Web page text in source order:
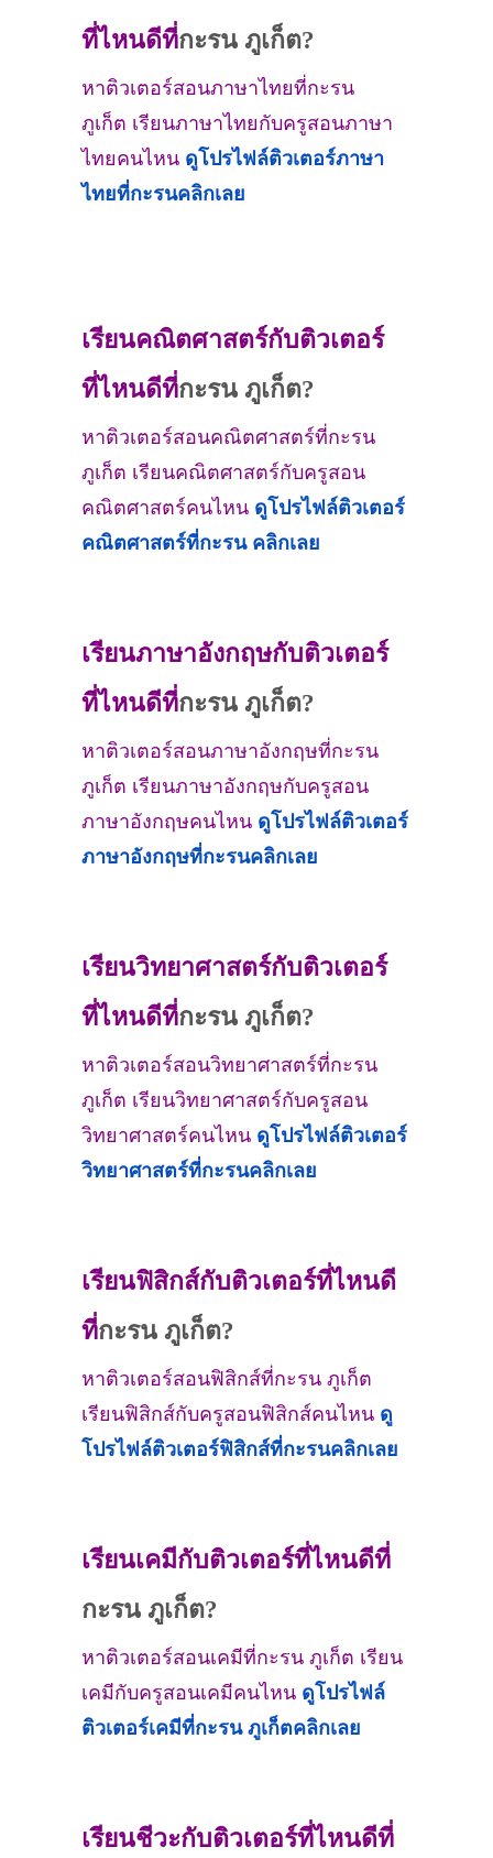
ที่ไหนดีที่กะรน ภูเก็ต?
หาติวเตอร์สอนภาษาไทยที่กะรน
ภูเก็ต เรียนภาษาไทยกับครูสอนภาษา
ไทยคนไหน ดูโปรไฟล์ติวเตอร์ภาษา
ไทยที่กะรนคลิกเลย
เรียนคณิตศาสตร์กับติวเตอร์
ที่ไหนดีที่กะรน ภูเก็ต?
หาติวเตอร์สอนคณิตศาสตร์ที่กะรน
ภูเก็ต เรียนคณิตศาสตร์กับครูสอน
คณิตศาสตร์คนไหน ดูโปรไฟล์ติวเตอร์
คณิตศาสตร์ที่กะรน คลิกเลย
เรียนภาษาอังกฤษกับติวเตอร์
ที่ไหนดีที่กะรน ภูเก็ต?
หาติวเตอร์สอนภาษาอังกฤษที่กะรน
ภูเก็ต เรียนภาษาอังกฤษกับครูสอน
ภาษาอังกฤษคนไหน ดูโปรไฟล์ติวเตอร์
ภาษาอังกฤษที่กะรนคลิกเลย
เรียนวิทยาศาสตร์กับติวเตอร์
ที่ไหนดีที่กะรน ภูเก็ต?
หาติวเตอร์สอนวิทยาศาสตร์ที่กะรน
ภูเก็ต เรียนวิทยาศาสตร์กับครูสอน
วิทยาศาสตร์คนไหน ดูโปรไฟล์ติวเตอร์
วิทยาศาสตร์ที่กะรนคลิกเลย
เรียนฟิสิกส์กับติวเตอร์ที่ไหนดี
ที่กะรน ภูเก็ต?
หาติวเตอร์สอนฟิสิกส์ที่กะรน ภูเก็ต
เรียนฟิสิกส์กับครูสอนฟิสิกส์คนไหน ดู
โปรไฟล์ติวเตอร์ฟิสิกส์ที่กะรนคลิกเลย
เรียนเคมีกับติวเตอร์ที่ไหนดีที่
กะรน ภูเก็ต?
หาติวเตอร์สอนเคมีที่กะรน ภูเก็ต เรียน
เคมีกับครูสอนเคมีคนไหน ดูโปรไฟล์
ติวเตอร์เคมีที่กะรน ภูเก็ตคลิกเลย
เรียนชีวะกับติวเตอร์ที่ไหนดีที่